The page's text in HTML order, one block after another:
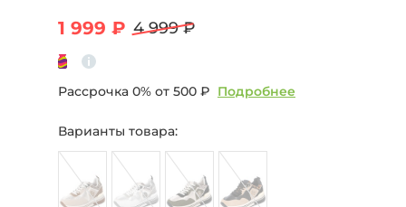
1 999 ₽ 4 999 ₽
Рассрочка 0% от 500 ₽ Подробнее
Варианты товара: